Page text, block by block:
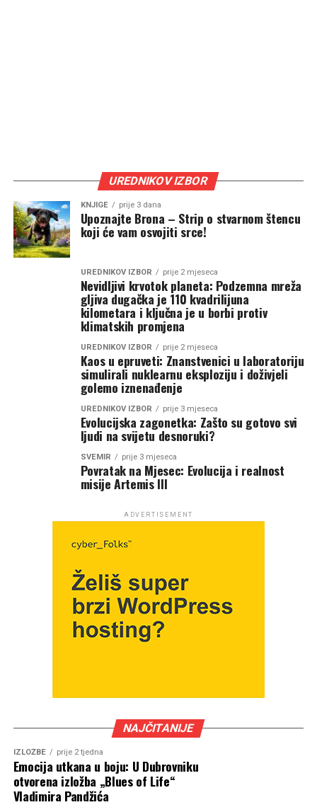
UREDNIKOV IZBOR
KNJIGE prije 3 dana
Upoznajte Brona – Strip o stvarnom štencu
koji će vam osvojiti srce!
UREDNIKOV IZBOR prije 2 mjeseca
Nevidljivi krvotok planeta: Podzemna mreža
gljiva dugačka je 110 kvadrilijuna
kilometara i ključna je u borbi protiv
klimatskih promjena
UREDNIKOV IZBOR prije 2 mjeseca
Kaos u epruveti: Znanstvenici u laboratoriju
simulirali nuklearnu eksploziju i doživjeli
golemo iznenađenje
UREDNIKOV IZBOR prije 3 mjeseca
Evolucijska zagonetka: Zašto su gotovo svi
ljudi na svijetu desnoruki?
SVEMIR prije 3 mjeseca
Povratak na Mjesec: Evolucija i realnost
misije Artemis III
ADVERTISEMENT
NAJČITANIJE
IZLOŽBE prije 2 tjedna
Emocija utkana u boju: U Dubrovniku
otvorena izložba „Blues of Life“
Vladimira Pandžića